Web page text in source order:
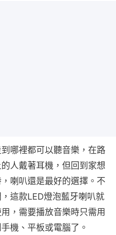
哪裡都可以聽音樂，在路
人戴著耳機，但回到家想
喇叭還是最好的選擇。不
這款LED燈泡藍牙喇叭就
，需要播放音樂時只需用
機、平板或電腦了。